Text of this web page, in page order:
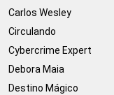
Carlos Wesley
Circulando
Cybercrime Expert
Debora Maia
Destino Mágico